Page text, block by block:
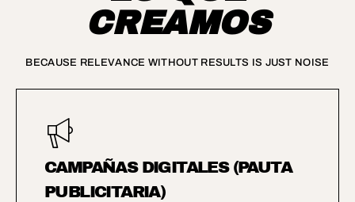
CREAMOS
BECAUSE RELEVANCE WITHOUT RESULTS IS JUST NOISE
CAMPAÑAS DIGITALES (PAUTA
PUBLICITARIA)